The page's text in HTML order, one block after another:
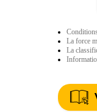
La force
La